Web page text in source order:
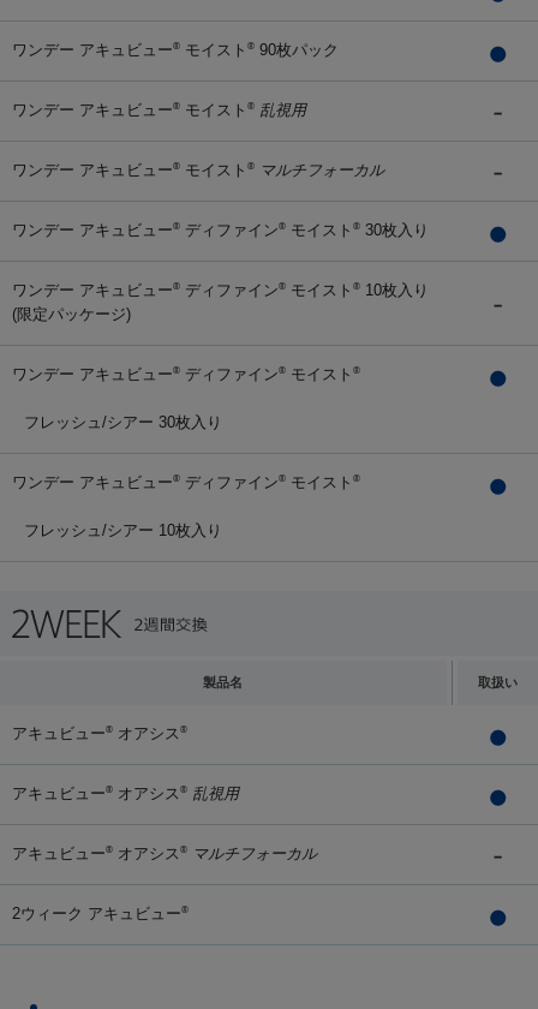
ワンデー アキュビュー® モイスト ® 90枚パック
ワンデー アキュビュー® モイスト ® 乱視用
ワンデー アキュビュー® モイスト ® マルチフォーカル
ワンデー アキュビュー® ディファイン® モイスト ® 30枚入り
ワンデー アキュビュー® ディファイン® モイスト ® 10枚入り
(限定パッケージ)
ワンデー アキュビュー® ディファイン® モイスト ®
フレッシュ/シアー 30枚入り
ワンデー アキュビュー® ディファイン® モイスト ®
フレッシュ/シアー 10枚入り
製品名 取扱い
アキュビュー® オアシス ®
アキュビュー® オアシス ® 乱視用
アキュビュー® オアシス ® マルチフォーカル
2ウィーク アキュビュー®